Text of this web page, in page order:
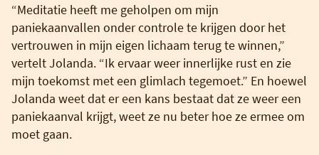
“Meditatie heeft me geholpen om mijn
paniekaanvallen onder controle te krijgen door het
vertrouwen in mijn eigen lichaam terug te winnen,”
vertelt Jolanda. “Ik ervaar weer innerlijke rust en zie
mijn toekomst met een glimlach tegemoet.” En hoewel
Jolanda weet dat er een kans bestaat dat ze weer een
paniekaanval krijgt, weet ze nu beter hoe ze ermee om
moet gaan.